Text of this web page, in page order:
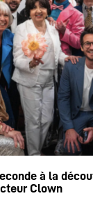
à la
Clown